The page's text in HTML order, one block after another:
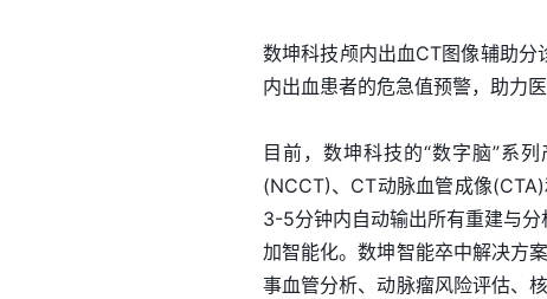
数坤科技颅内出血CT图像辅助
内出血患者的危急值预警，助力
目前，数坤科技的“数字脑”系
(NCCT)、CT动脉血管成像
3-5分钟内自动输出所有重建与
加智能化。数坤智能卒中解决方
事血管分析、动脉瘤风险评估、